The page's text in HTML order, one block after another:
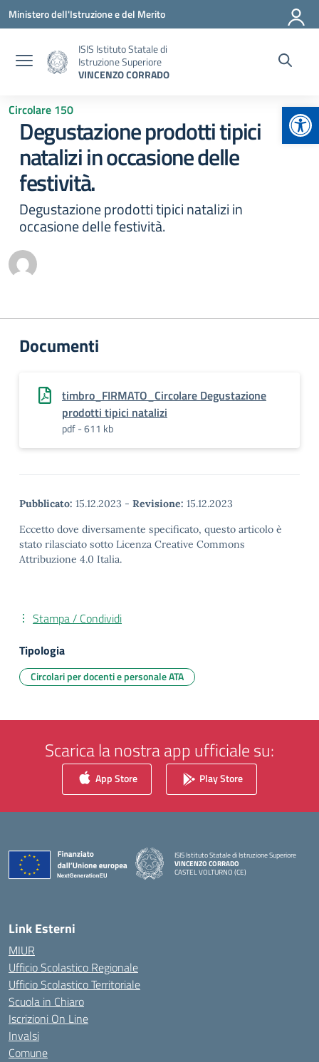
Vai ai contenuti
Vai al menu di navigazione
Vai al footer
Ministero dell'Istruzione e del Merito
ISIS Istituto Statale di
Istruzione Superiore
VINCENZO CORRADO
Circolare 150
Degustazione prodotti tipici
natalizi in occasione delle
festività.
Degustazione prodotti tipici natalizi in
occasione delle festività.
Documenti
timbro_FIRMATO_Circolare Degustazione
prodotti tipici natalizi
pdf - 611 kb
Pubblicato: 15.12.2023 - Revisione: 15.12.2023
Eccetto dove diversamente specificato, questo articolo è
stato rilasciato sotto Licenza Creative Commons
Attribuzione 4.0 Italia.
Stampa / Condividi
Tipologia
Circolari per docenti e personale ATA
Scarica la nostra app ufficiale su:
App Store Play Store
ISIS Istituto Statale di Istruzione Superiore
VINCENZO CORRADO
CASTEL VOLTURNO (CE)
Link Esterni
MIUR
Ufficio Scolastico Regionale
Ufficio Scolastico Territoriale
Scuola in Chiaro
Iscrizioni On Line
Invalsi
Comune